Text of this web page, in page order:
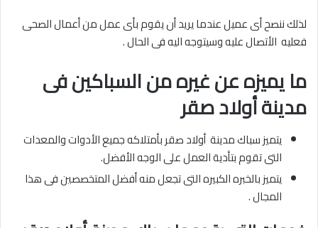
لذلك ننصح أى عميل عندما يريد أن يقوم بأى عمل من أعمال الصحى
فعليه الأتصال عليه وسيتوجه اليه فى الحال .
ما يميزه عن غيره من السباكين فى
مدينة أولاد صقر
يتميز سباك مدينة أولاد صقر بأمتلاكه جميع الأدوات والمعدات
التى تقوم بتأدية العمل على الوجه الأفضل.
يتميز بالخبره الكبيره التى تجعل منه أفضل المتخصصين فى هذا
المجال .